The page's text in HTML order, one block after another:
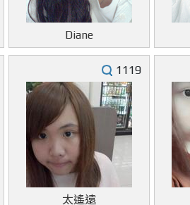
Diane
1119
太遙遠